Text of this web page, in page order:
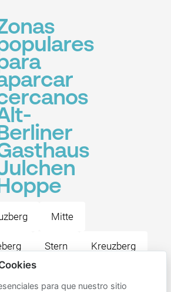
Mitte
Stern Kreuzberg
para que nuestro sitio